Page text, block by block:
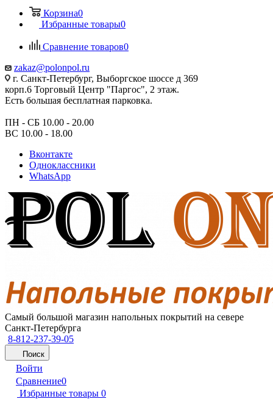
Корзина0
Избранные товары0
Сравнение товаров0
zakaz@polonpol.ru
г. Санкт-Петербург, Выборгское шоссе д 369
корп.6 Торговый Центр "Паргос", 2 этаж.
Есть большая бесплатная парковка.
ПН - СБ 10.00 - 20.00
ВС 10.00 - 18.00
Вконтакте
Одноклассники
WhatsApp
Самый большой магазин напольных покрытий на севере
Санкт-Петербурга
8-812-237-39-05
Поиск
Войти
Сравнение0
Избранные товары 0